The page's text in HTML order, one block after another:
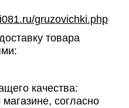
gruzovichki.php
товара
качества:
согласно